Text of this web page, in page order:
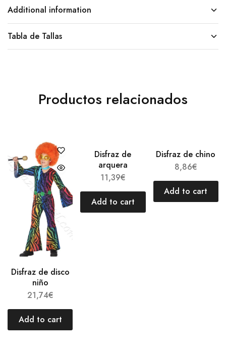
Additional information
Tabla de Tallas
Productos relacionados
Disfraz de disco
niño
21,74€
Add to cart
Disfraz de
arquera
11,39€
Add to cart
Disfraz de chino
8,86€
Add to cart